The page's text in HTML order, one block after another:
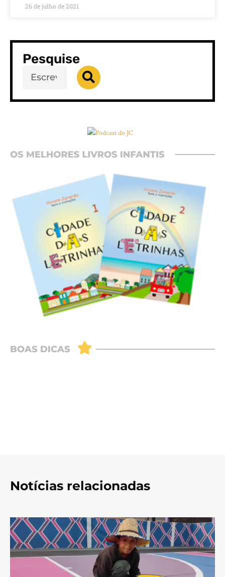
26 de julho de 2021
Pesquise
Notícias relacionadas